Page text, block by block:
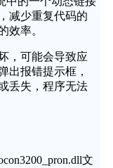
减少重复代码的
效率。
，可能会导致应
出报错提示框，
丢失，程序无法
文